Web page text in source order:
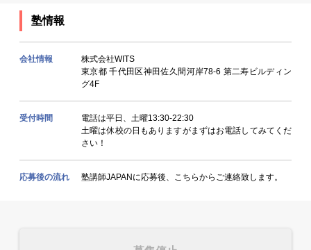
塾情報
会社情報
株式会社WITS
東京都 千代田区神田佐久間河岸78-6 第二寿ビルディン
グ4F
受付時間
電話は平日、土曜13:30-22:30
土曜は休校の日もありますがまずはお電話してみてくだ
さい！
応募後の流れ 塾講師JAPANに応募後、こちらからご連絡致します。